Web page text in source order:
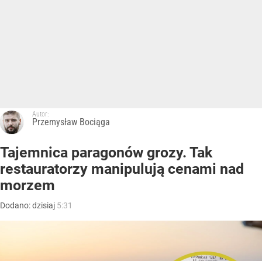
Autor:
Przemysław Bociąga
Tajemnica paragonów grozy. Tak
restauratorzy manipulują cenami nad
morzem
Dodano:dzisiaj 5:31